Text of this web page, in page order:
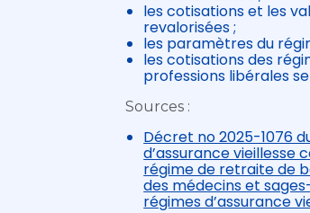
les cotisations et les
revalorisées ;
les paramètres du
les cotisations des
professions libérales
Sources :
Décret no 2025-1076
d’assurance
régime de retraite de
des médecins et
régimes d’assurance